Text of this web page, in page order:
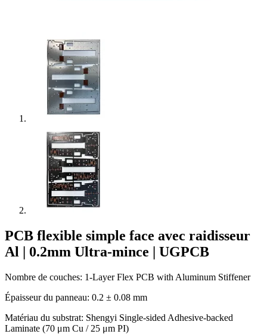
PCB flexible simple face avec raidisseur
Al | 0.2mm Ultra-mince | UGPCB
Nombre de couches: 1-Layer Flex PCB with Aluminum Stiffener
Épaisseur du panneau: 0.2 ± 0.08 mm
Matériau du substrat: Shengyi Single-sided Adhesive-backed
Laminate (70 μm Cu / 25 μm PI)